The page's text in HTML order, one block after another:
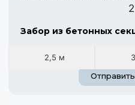
Забор из бетонных
2,5 м